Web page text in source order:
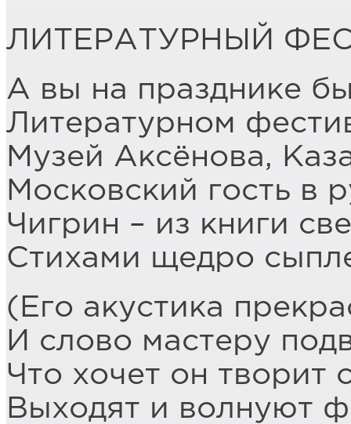
ЛИТЕРАТУРНЫЙ
А вы на празднике
Литературном
Музей Аксёнова,
Московский гость в
Чигрин – из книги
Стихами щедро
(Его акустика
И слово мастеру
Что хочет он творит
Выходят и волнуют